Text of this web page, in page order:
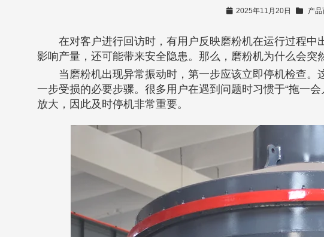
2025年11月20日 产品
在对客户进行回访时，有用户反映磨粉机在运行过程
影响产量，还可能带来安全隐患。那么，磨粉机为什么会突
当磨粉机出现异常振动时，第一步应该立即停机检查
一步受损的必要步骤。很多用户在遇到问题时习惯于“拖一
放大，因此及时停机非常重要。